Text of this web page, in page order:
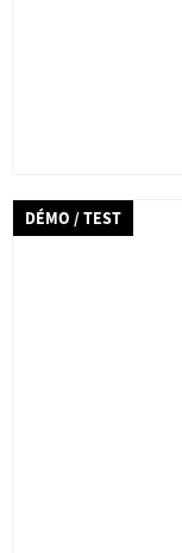
DÉMO / TEST